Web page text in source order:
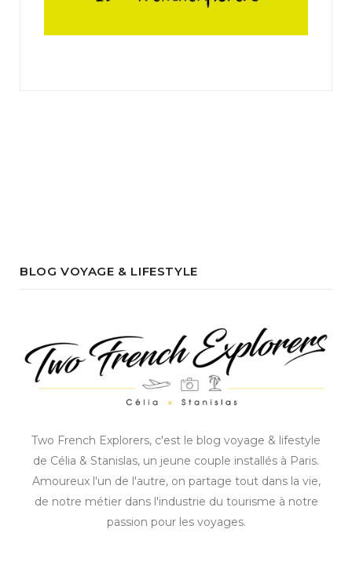
BLOG VOYAGE & LIFESTYLE
Two French Explorers, c'est le blog voyage & lifestyle
de Célia & Stanislas, un jeune couple installés à Paris.
Amoureux l'un de l'autre, on partage tout dans la vie,
de notre métier dans l'industrie du tourisme à notre
passion pour les voyages.